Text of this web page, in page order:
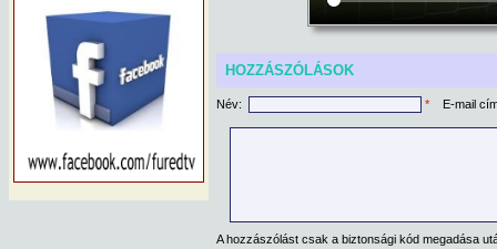
HOZZÁSZÓLÁSOK
Név: * E-mail
A hozzászólást csak a biztonsági kód megadása